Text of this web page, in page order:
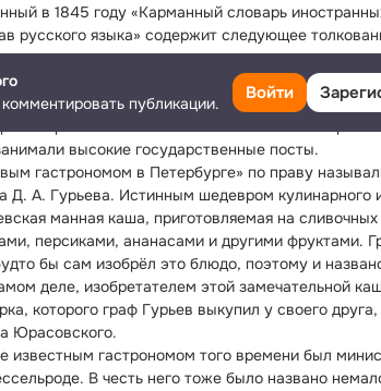
в 1845 году «Карманный словарь
русского языка» содержит следующее
человека, отличающего все тонкости
заботящегося о том, чтобы хорошо поесть».
гастрономы XIX века
сохранила немало имен знаменитых
высокие государственные посты.
гастрономом в Петербурге» по праву
Д. А. Гурьева. Истинным шедевром кулинарного
манная каша, приготовляемая на
персиками, ананасами и другими фруктами.
бы сам изобрёл это блюдо, поэтому и
деле, изобретателем этой замечательной
которого граф Гурьев выкупил у своего
Юрасовского.
известным гастрономом того времени был
В честь него тоже было названо
публикации.
Войти